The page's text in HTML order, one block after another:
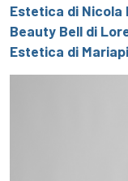
Estetica di Nicola
Beauty Bell di
Estetica di